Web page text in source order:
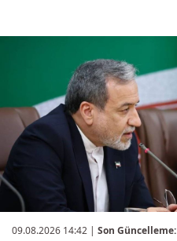
09.08.2026 14:42 | Son Güncelleme: